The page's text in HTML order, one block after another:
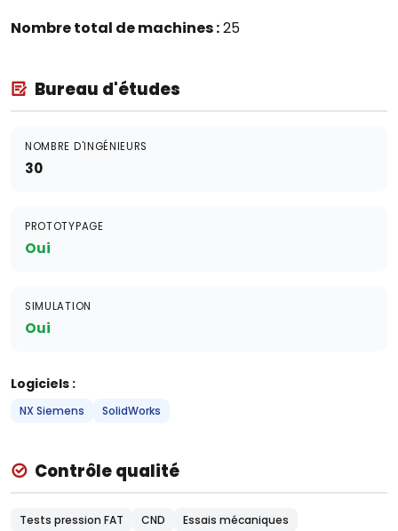
Nombre total de machines :25
Bureau d'études
NOMBRE D'INGÉNIEURS
30
PROTOTYPAGE
Oui
SIMULATION
Oui
Logiciels :
NX Siemens SolidWorks
Contrôle qualité
Tests pression FAT CND
Essais mécaniques